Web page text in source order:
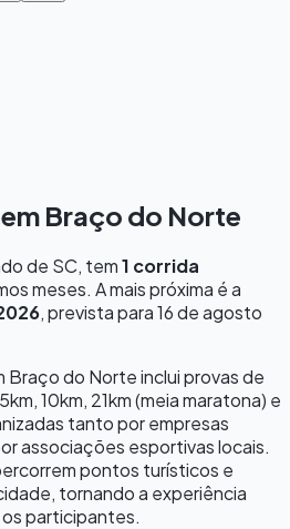
Braço do Norte
de SC, tem1 corrida
meses. A mais próxima é a
, prevista para16 de agosto
Braço do Norteinclui provas de
10km, 21km (meia maratona) e
tanto por empresas
associações esportivas locais.
pontos turísticos e
tornando a experiência
os participantes.